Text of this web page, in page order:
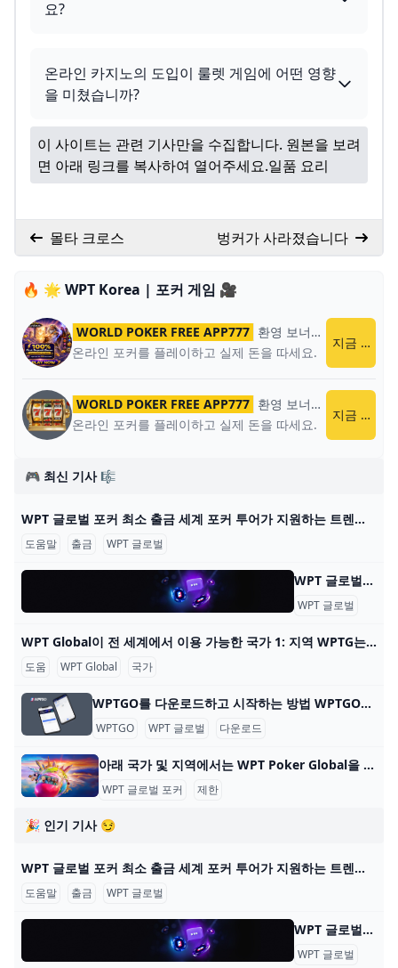
요?
온라인 카지노의 도입이 룰렛 게임에 어떤 영향
을 미쳤습니까?
이 사이트는 관련 기사만을 수집합니다. 원본을 보려
면 아래 링크를 복사하여 열어주세요.일품 요리
몰타 크로스 벙커가 사라졌습니다
🔥 🌟 WPT Korea | 포커 게임 🎥
WORLD POKER FREE APP777 환영 보너스
온라인 포커를 플레이하고 실제 돈을 따세요.
지금 플레이
WORLD POKER FREE APP777 환영 보너스
온라인 포커를 플레이하고 실제 돈을 따세요.
지금 플레이
🎮 최신 기사 🎼
WPT 글로벌 포커 최소 출금 세계 포커 투어가 지원하는 트렌디한 포커 플랫폼 WPT 글로벌의 혜택을 알아보세요. 원활한 게임 플레이를 위한 간편한 입출금 프로세스에 대해 배워보세요. 2022년에
도움말 출금 WPT 글로벌
WPT 글로벌 - 자주 묻는 질문: 온라인 포커 WPT 글로벌 - 자주 묻는 질문: 온라인 포커 내 계정 어떻게 게임을 시작하나요? WPT 글로벌에서 게임을 하려면, 기기에 앱을 다운로드하고 설치하세요. 이 단계를 완료한 후
WPT 글로벌
WPT Global이 전 세계에서 이용 가능한 국가 1: 지역 WPTG는 다음 지역을 지원합니다: 대한민국 🇰🇷 일본 🇯🇵 베트남 🇻🇳 멕시코 🇲🇽 말레이시아 🇲🇾 인도네시아 🇮🇩 WPTG는 이러한 지역에 오프라인 부서
도움 WPT Global 국가
WPTGO를 다운로드하고 시작하는 방법 WPTGO를 다운로드하고 온라인 포커를 시작하는 방법 World Poker Tour와 관련된 온라인 포커 플랫폼인 WPTGO를 시작하는 것은 간단하고 빠릅니다. 다음의 간단한
WPTGO WPT 글로벌 다운로드
아래 국가 및 지역에서는 WPT Poker Global을 다운로드하고 플레이할 수 없습니다. WPT Global Poker는 100개 이상의 국가에서 플레이어가 접속할 수 있지만 현지 규정에 따른 특정 제한 사항이 있습니다. 아래 국가 및 지역에서 WPT Poker Global을 다운
WPT 글로벌 포커 제한
🎉 인기 기사 😏
WPT 글로벌 포커 최소 출금 세계 포커 투어가 지원하는 트렌디한 포커 플랫폼 WPT 글로벌의 혜택을 알아보세요. 원활한 게임 플레이를 위한 간편한 입출금 프로세스에 대해 배워보세요. 2022년에
도움말 출금 WPT 글로벌
WPT 글로벌 - 자주 묻는 질문: 온라인 포커 WPT 글로벌 - 자주 묻는 질문: 온라인 포커 내 계정 어떻게 게임을 시작하나요? WPT 글로벌에서 게임을 하려면, 기기에 앱을 다운로드하고 설치하세요. 이 단계를 완료한 후
WPT 글로벌